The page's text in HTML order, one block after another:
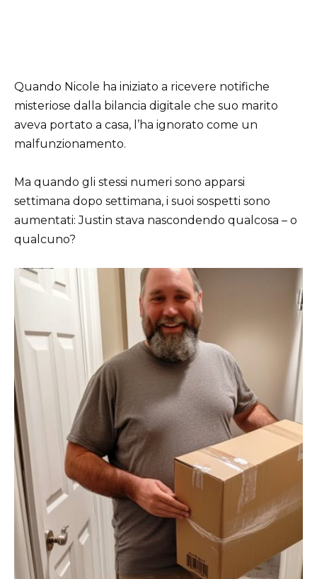
Quando Nicole ha iniziato a ricevere notifiche
misteriose dalla bilancia digitale che suo marito
aveva portato a casa, l’ha ignorato come un
malfunzionamento.
Ma quando gli stessi numeri sono apparsi
settimana dopo settimana, i suoi sospetti sono
aumentati: Justin stava nascondendo qualcosa – o
qualcuno?